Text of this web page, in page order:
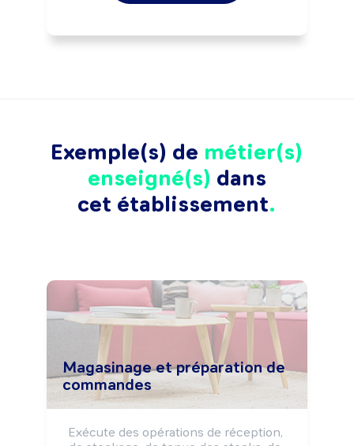
Exemple(s) de métier(s)
enseigné(s) dans
cet établissement
Magasinage et préparation de
commandes
Exécute des opérations de réception,